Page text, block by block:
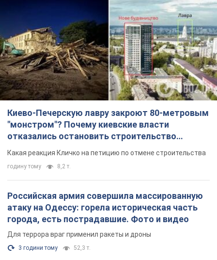
Киево-Печерскую лавру закроют 80-метровым
"монстром"? Почему киевские власти
отказались остановить строительство
небоскреба "московского верующего"
Какая реакция Кличко на петицию по отмене строительства
годину тому 8,2 т.
Российская армия совершила массированную
атаку на Одессу: горела историческая часть
города, есть пострадавшие. Фото и видео
Для террора враг применил ракеты и дроны
3 години тому 52,3 т.